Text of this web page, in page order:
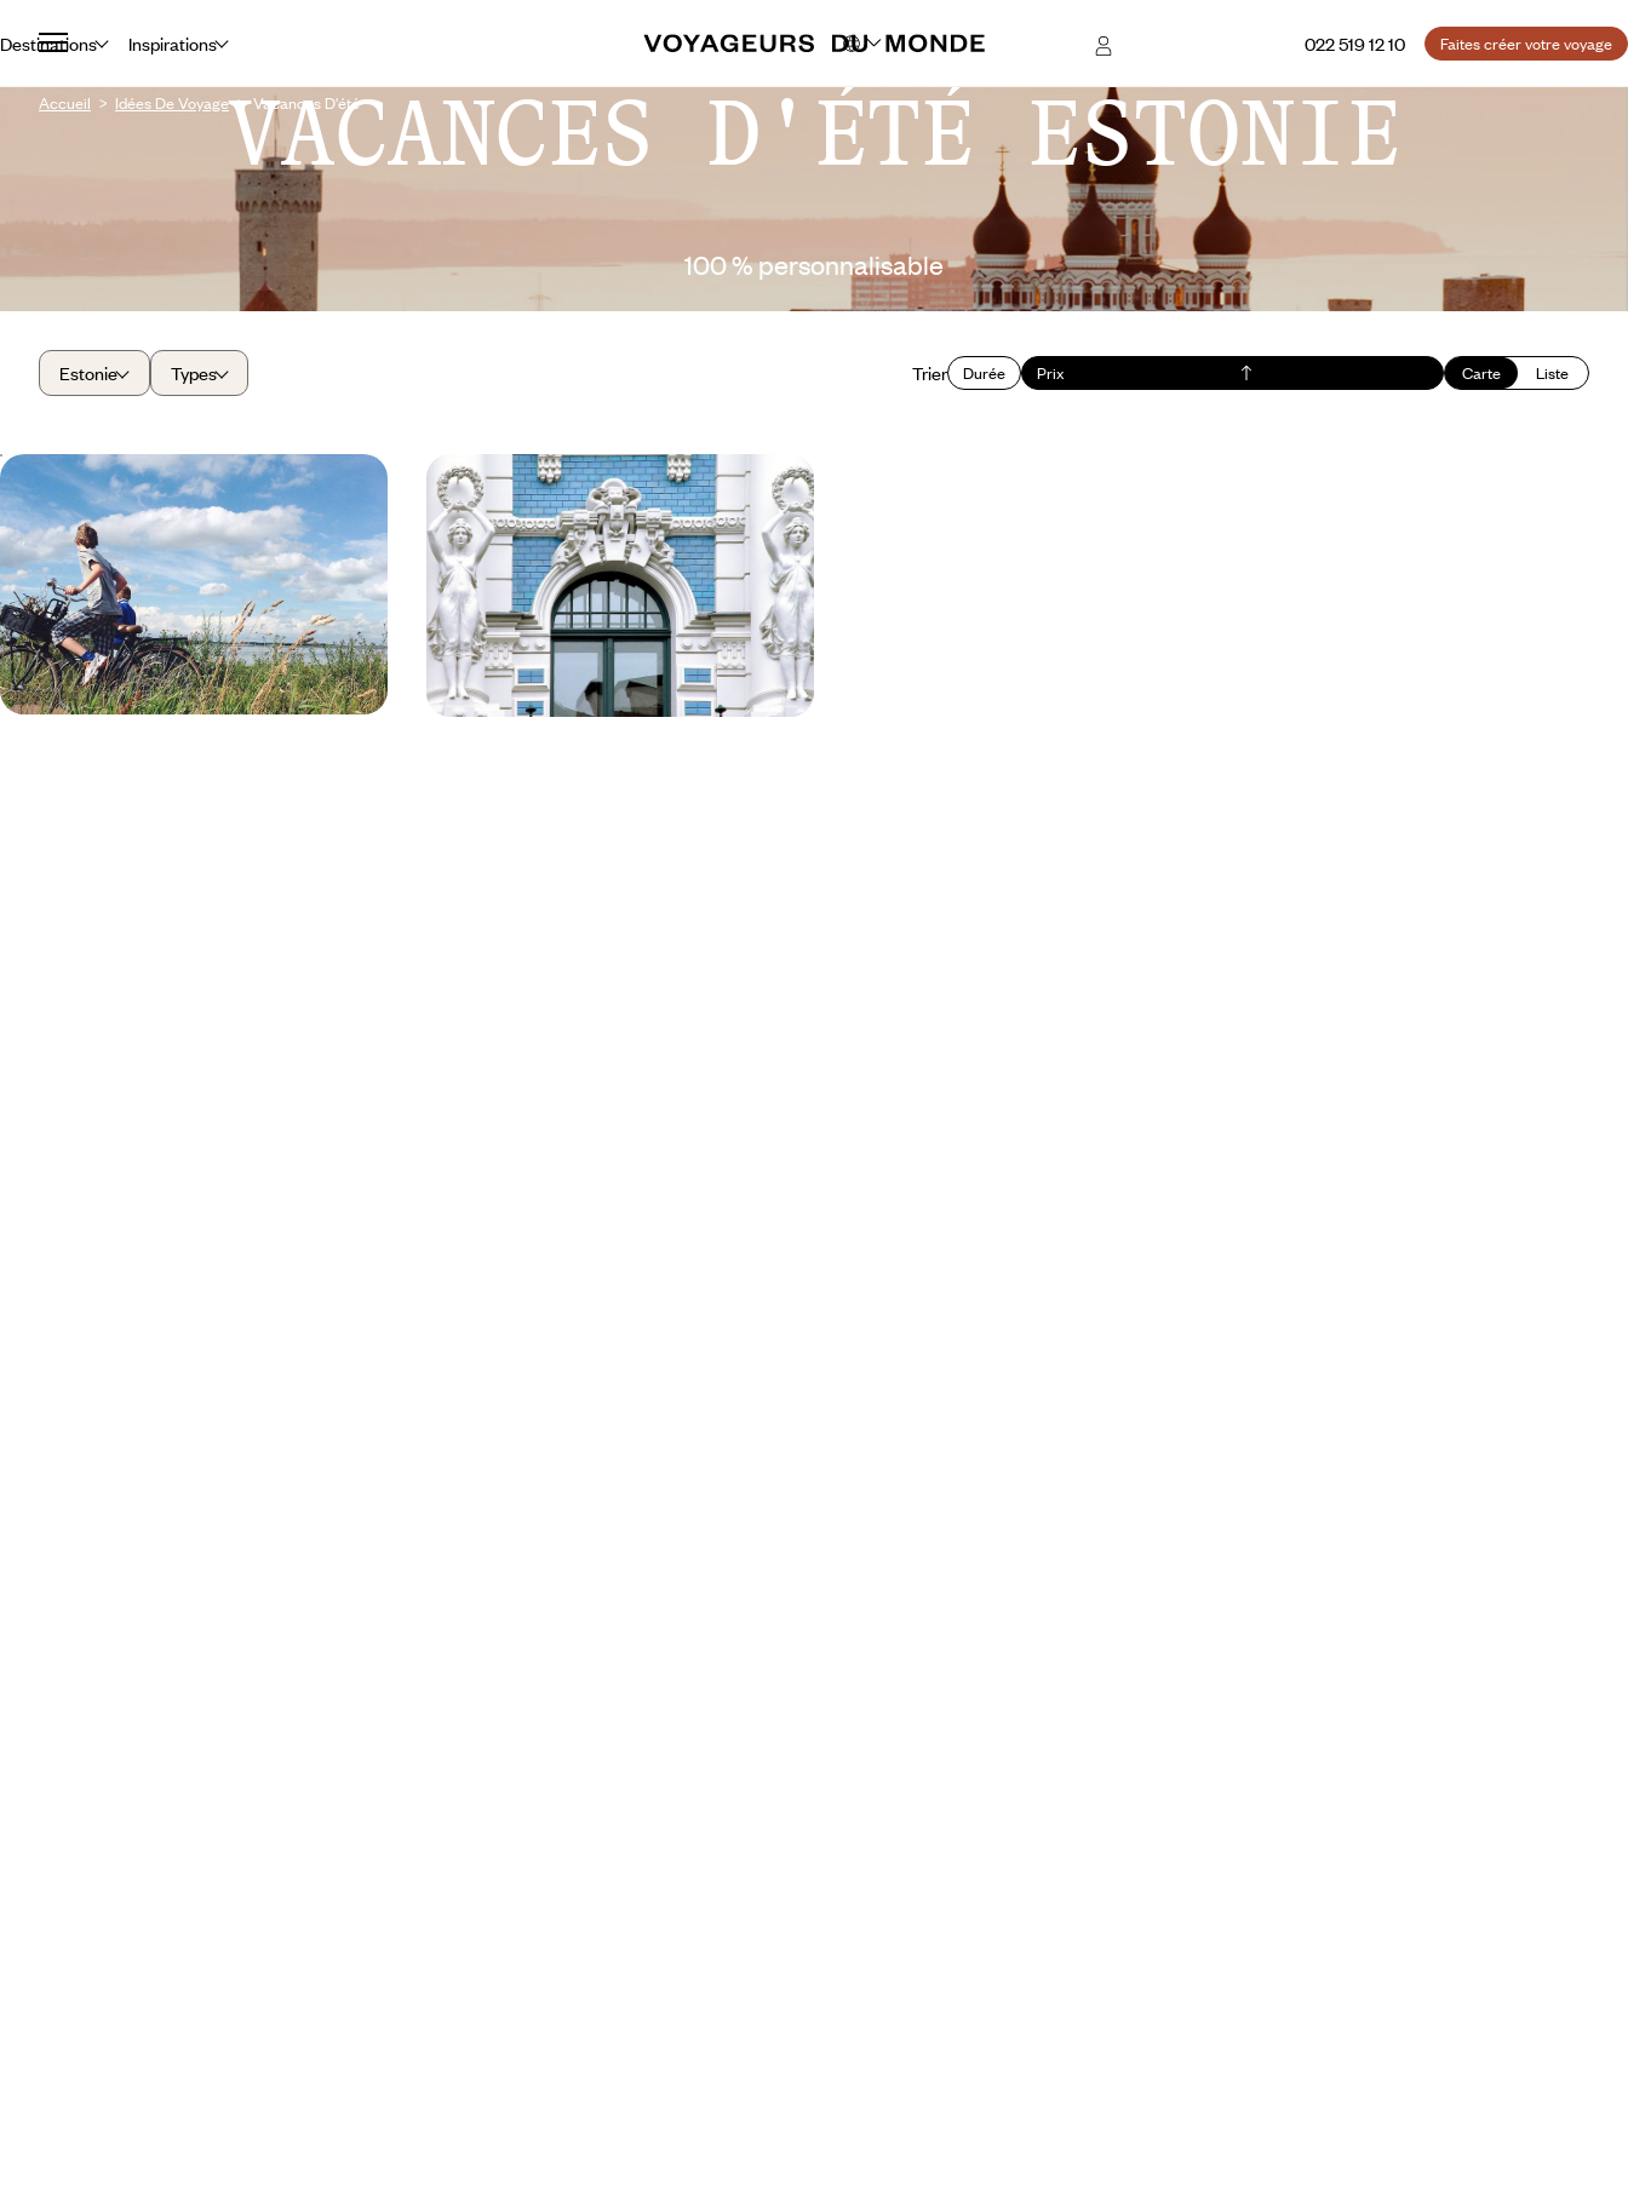
Destinations Inspirations 022 519 12 10 Faites créer votre voyage
Accueil Idées De Voyage Vacances D'été
VACANCES D'ÉTÉ ESTONIE
100 % personnalisable
Estonie Types Trier Durée Prix Carte Liste
Châteaux, île verte et maison dans les
arbres - L'Estonie tous ensemble
Pédaler le long de la côte, remonter le temps à
Tallinn, s'initier au sauna, rebondir sur les
tourbières
9 jours, de CHF 2000 à CHF 3000
De Vilnius à Tallinn - Road-trip à
travers les Pays Baltes
Aller en liberté de capitale en capitale et découvrir
au passage Klaipeda, Cesis et Tartu
13 jours, de CHF 3200 à CHF 4000